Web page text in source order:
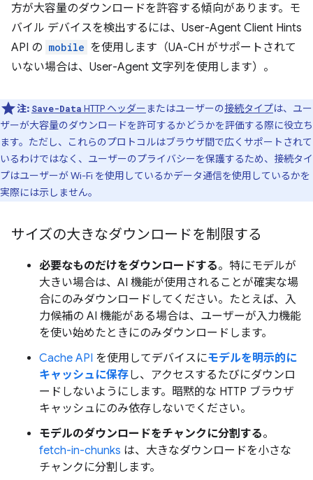
方が大容量のダウンロードを許容する傾向があります。モ
バイル デバイスを検出するには、User-Agent Client Hints
API の mobile を使用します（UA-CH がサポートされて
いない場合は、User-Agent 文字列を使用します）。
注: Save-Data HTTP ヘッダーまたはユーザーの接続タイプは、ユー
ザーが大容量のダウンロードを許可するかどうかを評価する際に役立ち
ます。ただし、これらのプロトコルはブラウザ間で広くサポートされて
いるわけではなく、ユーザーのプライバシーを保護するため、接続タイ
プはユーザーが Wi-Fi を使用しているかデータ通信を使用しているかを
実際には示しません。
サイズの大きなダウンロードを制限する
必要なものだけをダウンロードする。特にモデルが
大きい場合は、AI 機能が使用されることが確実な場
合にのみダウンロードしてください。たとえば、入
力候補の AI 機能がある場合は、ユーザーが入力機能
を使い始めたときにのみダウンロードします。
Cache API を使用してデバイスにモデルを明示的に
キャッシュに保存し、アクセスするたびにダウンロ
ードしないようにします。暗黙的な HTTP ブラウザ
キャッシュにのみ依存しないでください。
モデルのダウンロードをチャンクに分割する。
fetch-in-chunks は、大きなダウンロードを小さな
チャンクに分割します。